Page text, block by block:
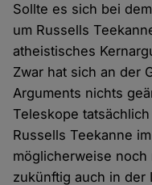
Sollte es sich bei
um Russells
atheistisches
Zwar hat sich an der
Arguments nichts
Teleskope
Russells Teekanne
möglicherweise noch
zukünftig auch in der